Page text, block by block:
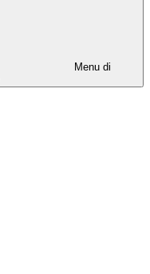
Menu di